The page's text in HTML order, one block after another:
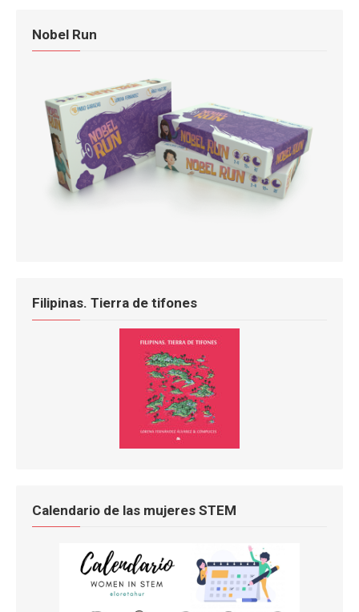
Nobel Run
Filipinas. Tierra de tifones
Calendario de las mujeres STEM